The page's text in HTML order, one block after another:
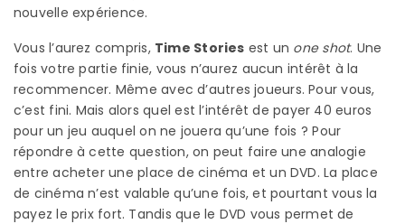
nouvelle expérience.
Vous l’aurez compris, Time Stories est un one shot. Une
fois votre partie finie, vous n’aurez aucun intérêt à la
recommencer. Même avec d’autres joueurs. Pour vous,
c’est fini. Mais alors quel est l’intérêt de payer 40 euros
pour un jeu auquel on ne jouera qu’une fois ? Pour
répondre à cette question, on peut faire une analogie
entre acheter une place de cinéma et un DVD. La place
de cinéma n’est valable qu’une fois, et pourtant vous la
payez le prix fort. Tandis que le DVD vous permet de